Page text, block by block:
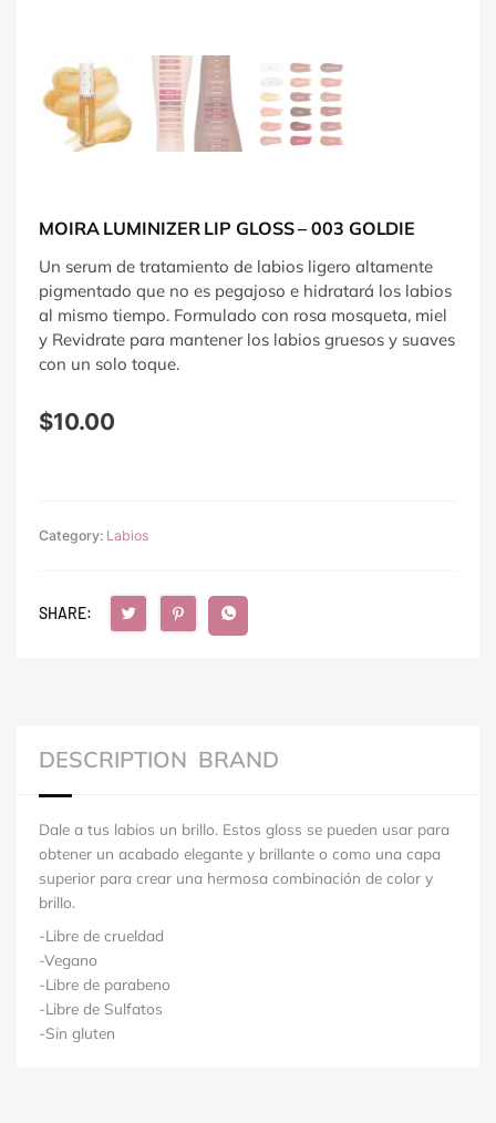
MOIRA LUMINIZER LIP GLOSS – 003 GOLDIE
Un serum de tratamiento de labios ligero altamente
pigmentado que no es pegajoso e hidratará los labios
al mismo tiempo. Formulado con rosa mosqueta, miel
y Revidrate para mantener los labios gruesos y suaves
con un solo toque.
$10.00
Category: Labios
SHARE:
DESCRIPTION BRAND
Dale a tus labios un brillo. Estos gloss se pueden usar para
obtener un acabado elegante y brillante o como una capa
superior para crear una hermosa combinación de color y
brillo.
-Libre de crueldad
-Vegano
-Libre de parabeno
-Libre de Sulfatos
-Sin gluten